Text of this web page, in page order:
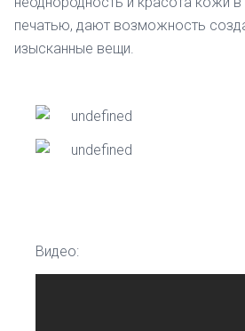
печатью, дают возможность
изысканные вещи.
Видео: